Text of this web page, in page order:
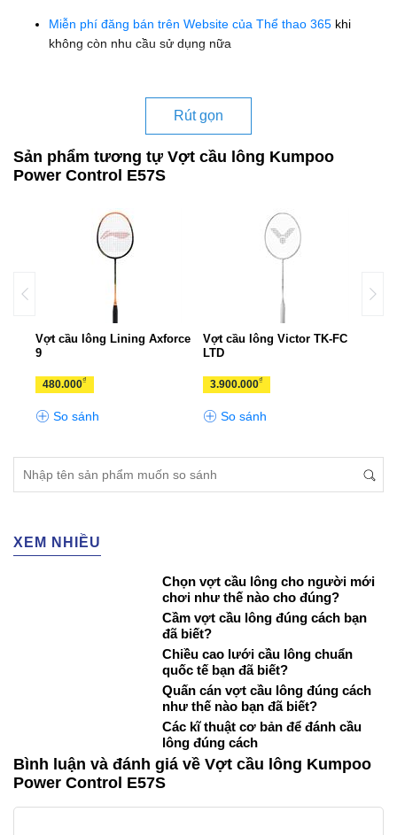
Miễn phí đăng bán trên Website của Thể thao 365 khi
không còn nhu cầu sử dụng nữa
Rút gọn
Sản phẩm tương tự Vợt cầu lông Kumpoo
Power Control E57S
Vợt cầu lông Lining Axforce
9
480.000₫
So sánh
Vợt cầu lông Victor TK-FC
LTD
3.900.000₫
So sánh
XEM NHIỀU
Chọn vợt cầu lông cho người mới
chơi như thế nào cho đúng?
Cầm vợt cầu lông đúng cách bạn
đã biết?
Chiều cao lưới cầu lông chuẩn
quốc tế bạn đã biết?
Quấn cán vợt cầu lông đúng cách
như thế nào bạn đã biết?
Các kĩ thuật cơ bản để đánh cầu
lông đúng cách
Bình luận và đánh giá về Vợt cầu lông Kumpoo
Power Control E57S